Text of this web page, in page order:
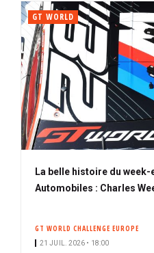
GT WORLD
La belle histoire du week-
Automobiles : Charles
GT WORLD CHALLENGE EUROPE
21 JUIL. 2026 • 18:00